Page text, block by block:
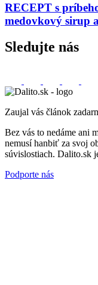
RECEPT s
medovkový sirup
Sledujte nás
Zaujal vás článok
Bez vás to nedáme ani
nemusí hanbiť za svoj
súvislostiach. Dalito.sk
Podporte nás